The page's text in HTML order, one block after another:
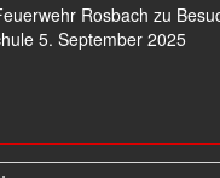
Rosbach zu
5. September 2025